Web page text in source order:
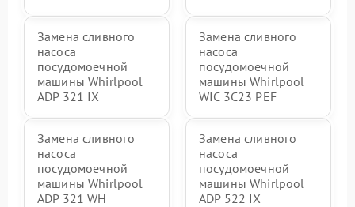
Замена сливного
насоса
посудомоечной
машины Whirlpool
ADP 321 IX
Замена сливного
насоса
посудомоечной
машины Whirlpool
WIC 3C23 PEF
Замена сливного
насоса
посудомоечной
машины Whirlpool
ADP 321 WH
Замена сливного
насоса
посудомоечной
машины Whirlpool
ADP 522 IX